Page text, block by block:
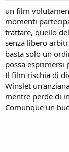
un film
momenti
trattare, quello
senza libero
basta solo un
possa esprimersi
Il film rischia di
Winslet
mentre perde di
Comunque un